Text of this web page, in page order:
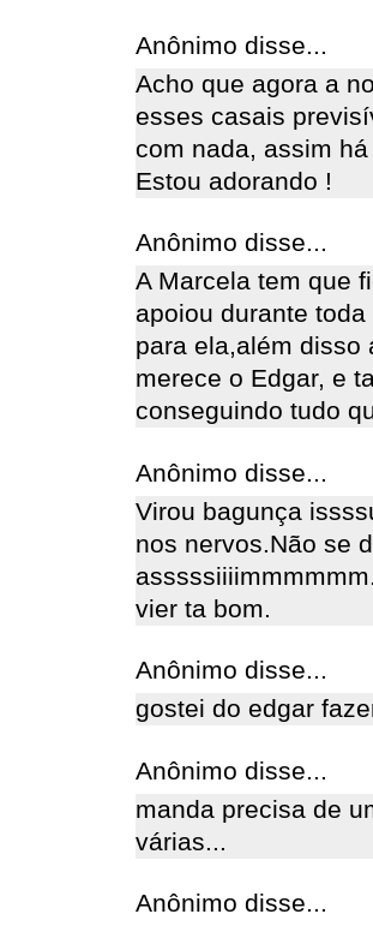
Anônimo disse...
Acho que agora a
esses casais
com nada, assim
Estou adorando !
Anônimo disse...
A Marcela tem que
apoiou durante
para ela,além disso
merece o Edgar, e
conseguindo tudo
Anônimo disse...
Virou bagunça
nos nervos.Não se
vier ta bom.
Anônimo disse...
gostei do edgar
Anônimo disse...
manda precisa de
várias...
Anônimo disse...